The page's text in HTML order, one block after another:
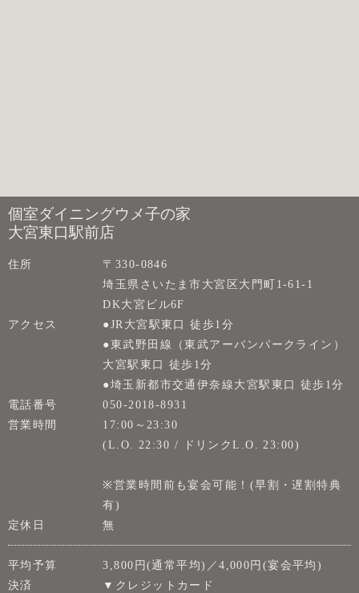
個室ダイニングウメ子の家
大宮東口駅前店
住所
〒330-0846
埼玉県さいたま市大宮区大門町1-61-1
DK大宮ビル6F
アクセス
●JR大宮駅東口 徒歩1分
●東武野田線（東武アーバンパークライン）
大宮駅東口 徒歩1分
●埼玉新都市交通伊奈線大宮駅東口 徒歩1分
電話番号
050-2018-8931
営業時間
17:00～23:30
(L.O. 22:30 / ドリンクL.O. 23:00)
※営業時間前も宴会可能！(早割・遅割特典
有)
定休日
無
平均予算
3,800円(通常平均)／4,000円(宴会平均)
決済
▼クレジットカード